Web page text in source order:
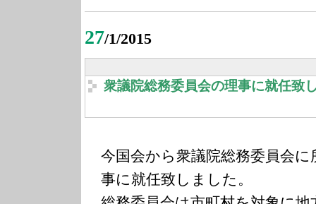
27/1/2015
衆議院総務委員会の理事に就任致
今国会から衆議院総務委員会
事に就任致しました。